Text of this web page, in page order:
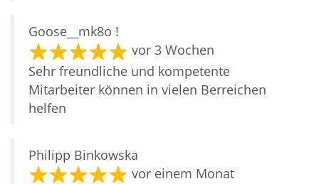
Goose__mk8o !
vor 3 Wochen
Sehr freundliche und kompetente
Mitarbeiter können in vielen Berreichen
helfen
Philipp Binkowska
vor einem Monat